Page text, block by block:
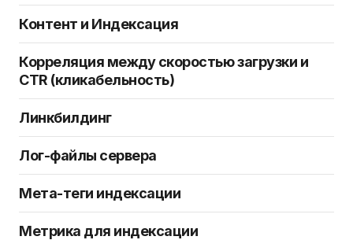
Контент и Индексация
Корреляция между скоростью загрузки и
CTR (кликабельность)
Линкбилдинг
Лог-файлы сервера
Мета-теги индексации
Метрика для индексации